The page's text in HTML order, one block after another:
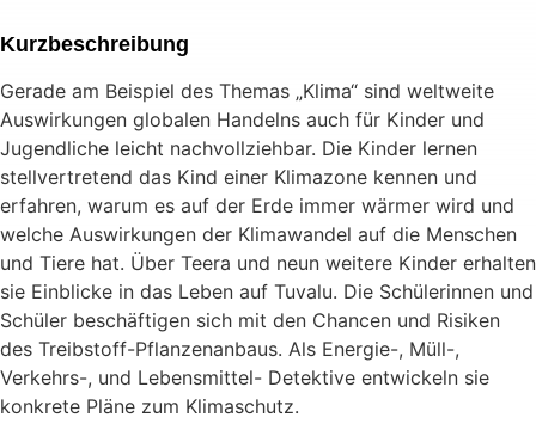
Kurzbeschreibung
Gerade am Beispiel des Themas „Klima“ sind weltweite
Auswirkungen globalen Handelns auch für Kinder und
Jugendliche leicht nachvollziehbar. Die Kinder lernen
stellvertretend das Kind einer Klimazone kennen und
erfahren, warum es auf der Erde immer wärmer wird und
welche Auswirkungen der Klimawandel auf die Menschen
und Tiere hat. Über Teera und neun weitere Kinder erhalten
sie Einblicke in das Leben auf Tuvalu. Die Schülerinnen und
Schüler beschäftigen sich mit den Chancen und Risiken
des Treibstoff-Pflanzenanbaus. Als Energie-, Müll-,
Verkehrs-, und Lebensmittel- Detektive entwickeln sie
konkrete Pläne zum Klimaschutz.